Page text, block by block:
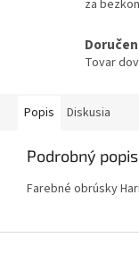
za
Tovar
Popis Diskusia
Podrobný popis
Farebné obrúsky